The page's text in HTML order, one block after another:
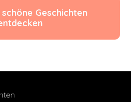
Geschichten